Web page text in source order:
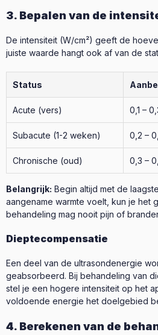
3. Bepalen van de
De intensiteit (W/cm²) geeft de
juiste waarde hangt ook af van de
Status
Acute (vers) 0,1 –
Subacute (1-2 weken) 0,2 –
Chronische (oud) 0,3 –
Belangrijk: Begin altijd met de
aangename warmte voelt, kun je het
behandeling mag nooit pijn of
Dieptecompensatie
Een deel van de ultrasondenergie
geabsorbeerd. Bij behandeling van
stel je een hogere intensiteit op het
voldoende energie het doelgebied
4. Berekenen van de